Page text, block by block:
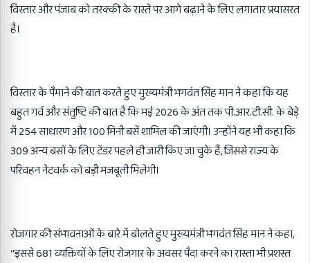
विस्तार और पंजाब को तरक्की के रास्ते पर आगे बढ़ाने के लिए लगातार प्रयासरत
है।
विस्तार के पैमाने की बात करते हुए मुख्यमंत्री भगवंत सिंह मान ने कहा कि यह
बहुत गर्व और संतुष्टि की बात है कि मई 2026 के अंत तक पी.आर.टी.सी. के बेड़े
में 254 साधारण और 100 मिनी बसें शामिल की जाएंगी। उन्होंने यह भी कहा कि
309 अन्य बसों के लिए टेंडर पहले ही जारी किए जा चुके हैं, जिससे राज्य के
परिवहन नेटवर्क को बड़ी मजबूती मिलेगी।
रोजगार की संभावनाओं के बारे में बोलते हुए मुख्यमंत्री भगवंत सिंह मान ने कहा,
‘‘इससे 681 व्यक्तियों के लिए रोजगार के अवसर पैदा करने का रास्ता भी प्रशस्त